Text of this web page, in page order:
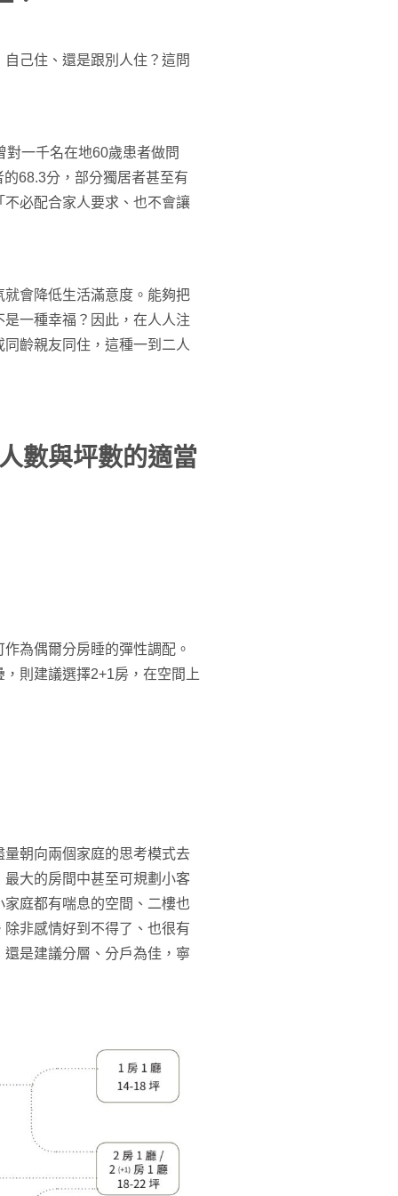
己住、還是跟別人住？這問
一千名在地60歲患者做問
68.3分，部分獨居者甚至有
必配合家人要求、也不會讓
會降低生活滿意度。能夠把
一種幸福？因此，在人人注
齡親友同住，這種一到二人
數與坪數的適當
為偶爾分房睡的彈性調配。
則建議選擇2+1房，在空間上
朝向兩個家庭的思考模式去
大的房間中甚至可規劃小客
庭都有喘息的空間、二樓也
非感情好到不得了、也很有
是建議分層、分戶為佳，寧